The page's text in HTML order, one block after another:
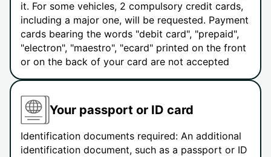
it. For some vehicles, 2 compulsory credit cards,
including a major one, will be requested. Payment
cards bearing the words "debit card", "prepaid",
"electron", "maestro", "ecard" printed on the front
or on the back of your card are not accepted
Your passport or ID card
Identification documents required: An additional
identification document, such as a passport or ID